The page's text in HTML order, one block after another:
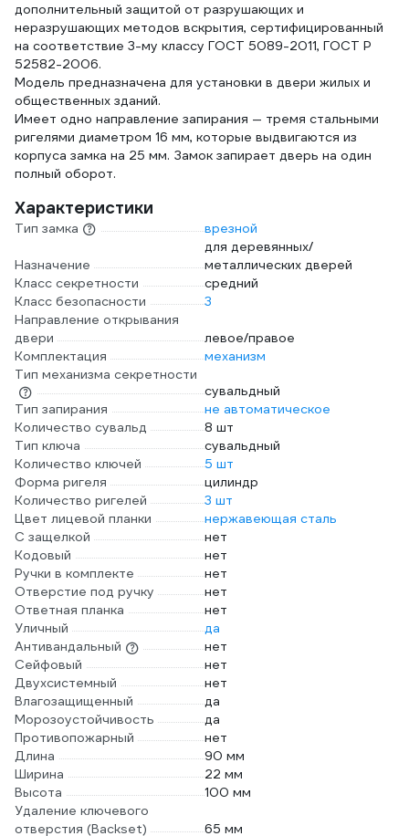
дополнительный защитой от разрушающих и
неразрушающих методов вскрытия, сертифицированный
на соответствие 3-му классу ГОСТ 5089-2011, ГОСТ Р
52582-2006.
Модель предназначена для установки в двери жилых и
общественных зданий.
Имеет одно направление запирания — тремя стальными
ригелями диаметром 16 мм, которые выдвигаются из
корпуса замка на 25 мм. Замок запирает дверь на один
полный оборот.
Характеристики
Тип замка врезной
Назначение
для деревянных/
металлических дверей
Класс секретности
средний
Класс безопасности
3
Направление открывания
двери
левое/правое
Комплектация
механизм
Тип механизма секретности
сувальдный
Тип запирания
не автоматическое
Количество сувальд
8 шт
Тип ключа
сувальдный
Количество ключей
5 шт
Форма ригеля
цилиндр
Количество ригелей
3 шт
Цвет лицевой планки
нержавеющая сталь
С защелкой
нет
Кодовый
нет
Ручки в комплекте
нет
Отверстие под ручку
нет
Ответная планка
нет
Уличный
да
Антивандальный
нет
Сейфовый
нет
Двухсистемный
нет
Влагозащищенный
да
Морозоустойчивость
да
Противопожарный
нет
Длина
90 мм
Ширина
22 мм
Высота
100 мм
Удаление ключевого
отверстия (Backset)
65 мм